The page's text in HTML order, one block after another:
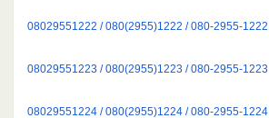
08029551222 / 080(2955)1222 / 080-2955-1222
08029551223 / 080(2955)1223 / 080-2955-1223
08029551224 / 080(2955)1224 / 080-2955-1224